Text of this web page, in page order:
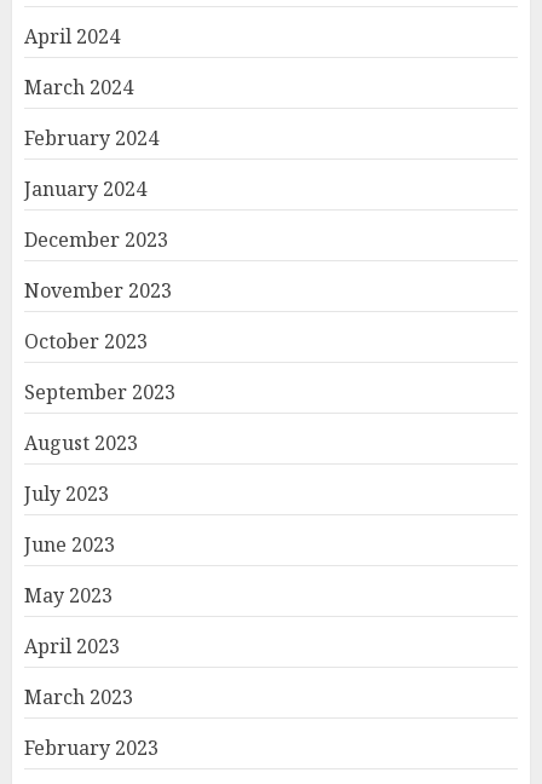
April 2024
March 2024
February 2024
January 2024
December 2023
November 2023
October 2023
September 2023
August 2023
July 2023
June 2023
May 2023
April 2023
March 2023
February 2023